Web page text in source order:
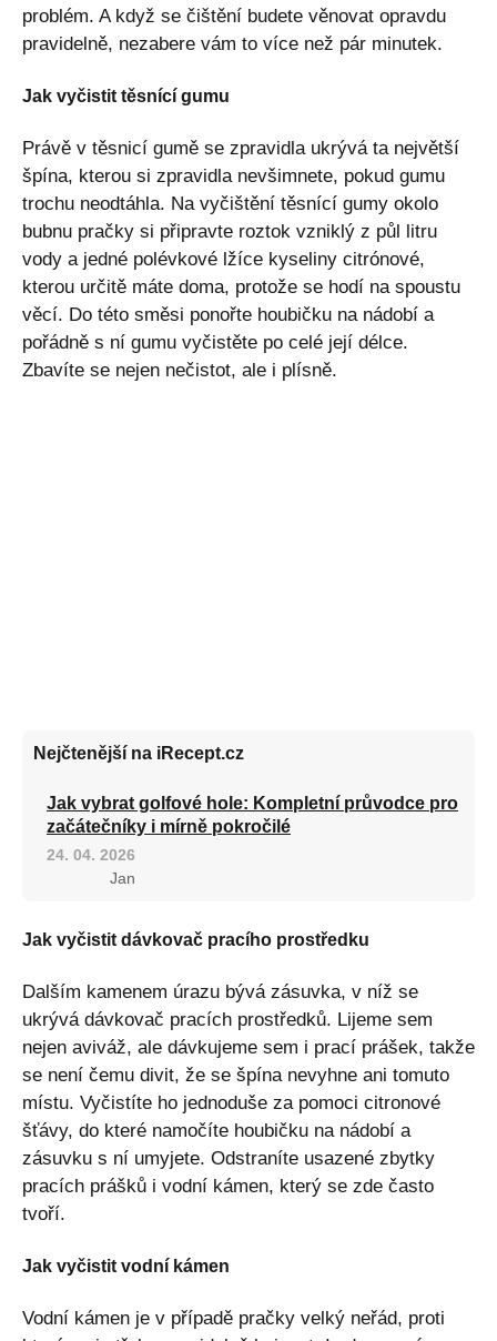
problém. A když se čištění budete věnovat opravdu
pravidelně, nezabere vám to více než pár minutek.
Jak vyčistit těsnící gumu
Právě v těsnicí gumě se zpravidla ukrývá ta největší
špína, kterou si zpravidla nevšimnete, pokud gumu
trochu neodtáhla. Na vyčištění těsnící gumy okolo
bubnu pračky si připravte roztok vzniklý z půl litru
vody a jedné polévkové lžíce kyseliny citrónové,
kterou určitě máte doma, protože se hodí na spoustu
věcí. Do této směsi ponořte houbičku na nádobí a
pořádně s ní gumu vyčistěte po celé její délce.
Zbavíte se nejen nečistot, ale i plísně.
Nejčtenější na iRecept.cz
Jak vybrat golfové hole: Kompletní průvodce pro
začátečníky i mírně pokročilé
24. 04. 2026
Jan
Jak vyčistit dávkovač pracího prostředku
Dalším kamenem úrazu bývá zásuvka, v níž se
ukrývá dávkovač pracích prostředků. Lijeme sem
nejen aviváž, ale dávkujeme sem i prací prášek, takže
se není čemu divit, že se špína nevyhne ani tomuto
místu. Vyčistíte ho jednoduše za pomoci citronové
šťávy, do které namočíte houbičku na nádobí a
zásuvku s ní umyjete. Odstraníte usazené zbytky
pracích prášků i vodní kámen, který se zde často
tvoří.
Jak vyčistit vodní kámen
Vodní kámen je v případě pračky velký neřád, proti